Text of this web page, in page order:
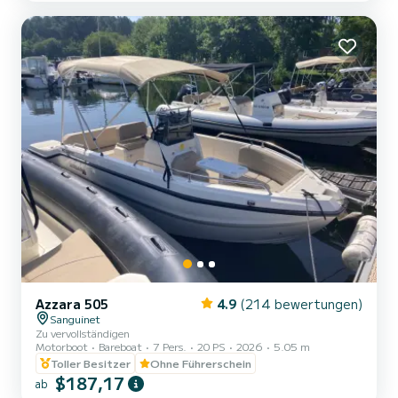
sich auch hervorragend für Familien mit kleinen Kindern oder
älteren Personen...
Azzara 505 4.9 (214 bewertungen)
Sanguinet
Zu vervollständigen
Motorboot
Bareboat 7 Pers. 20 PS 2026
5.05 m
Toller Besitzer
Ohne Führerschein
ab $187,17